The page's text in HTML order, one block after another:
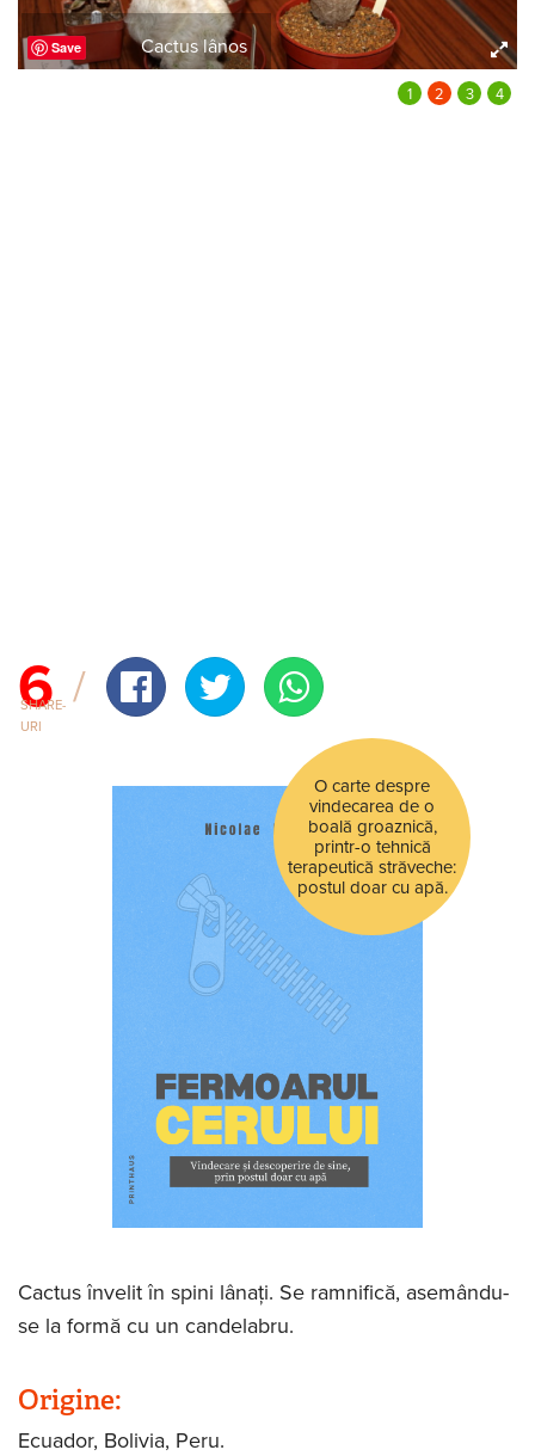
Save Cactus lânos
6
SHARE-
URI
O carte despre
vindecarea de o
boală groaznică,
printr-o tehnică
terapeutică străveche:
postul doar cu apă.
Cactus învelit în spini lânați. Se ramnifică, asemându-
se la formă cu un candelabru.
Origine:
Ecuador, Bolivia, Peru.